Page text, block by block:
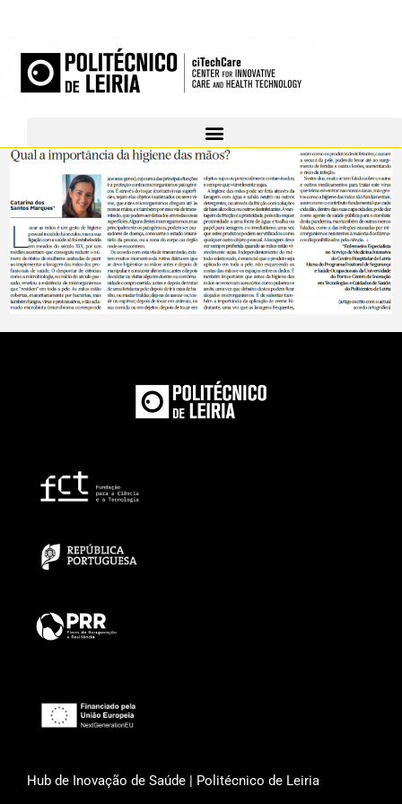
Hub de Inovação de Saúde | Politécnico de Leiria